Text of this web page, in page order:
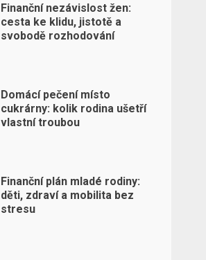
Finanční nezávislost žen:
cesta ke klidu, jistotě a
svobodě rozhodování
Domácí pečení místo
cukrárny: kolik rodina ušetří
vlastní troubou
Finanční plán mladé rodiny:
děti, zdraví a mobilita bez
stresu